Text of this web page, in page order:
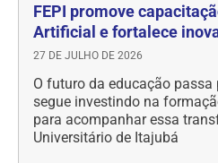
FEPI promove
Artificial e fortalece
27 DE JULHO DE 2026
O futuro da educação passa
segue investindo na
para acompanhar essa
Universitário de Itajubá